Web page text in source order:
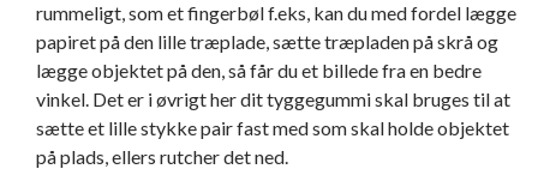
rummeligt, som et fingerbøl f.eks, kan du med fordel lægge
papiret på den lille træplade, sætte træpladen på skrå og
lægge objektet på den, så får du et billede fra en bedre
vinkel. Det er i øvrigt her dit tyggegummi skal bruges til at
sætte et lille stykke pair fast med som skal holde objektet
på plads, ellers rutcher det ned.